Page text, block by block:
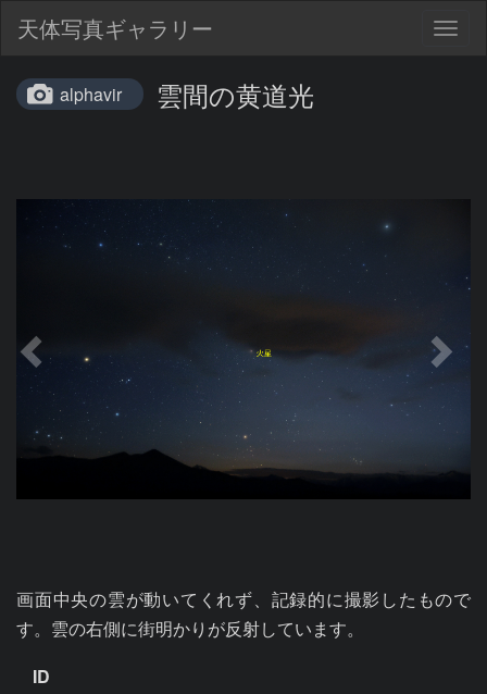
天体写真ギャラリー
alphavir 雲間の黄道光
画面中央の雲が動いてくれず、記録的に撮影したもので
す。雲の右側に街明かりが反射しています。
ID